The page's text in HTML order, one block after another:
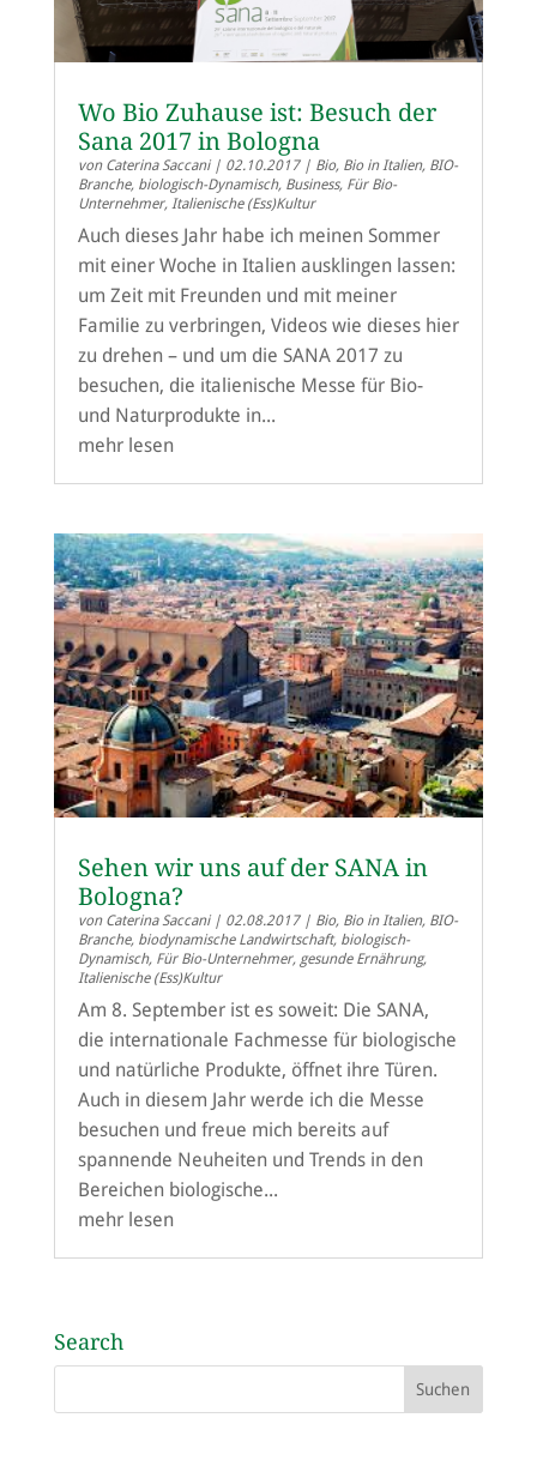
Wo Bio Zuhause ist: Besuch der
Sana 2017 in Bologna
von Caterina Saccani| 02.10.2017| Bio, Bio in Italien, BIO-
Branche, biologisch-Dynamisch, Business, Für Bio-
Unternehmer, Italienische (Ess)Kultur
Auch dieses Jahr habe ich meinen Sommer
mit einer Woche in Italien ausklingen lassen:
um Zeit mit Freunden und mit meiner
Familie zu verbringen, Videos wie dieses hier
zu drehen – und um die SANA 2017 zu
besuchen, die italienische Messe für Bio-
und Naturprodukte in...
mehr lesen
Sehen wir uns auf der SANA in
Bologna?
von Caterina Saccani| 02.08.2017| Bio, Bio in Italien, BIO-
Branche, biodynamische Landwirtschaft, biologisch-
Dynamisch, Für Bio-Unternehmer, gesunde Ernährung,
Italienische (Ess)Kultur
Am 8. September ist es soweit: Die SANA,
die internationale Fachmesse für biologische
und natürliche Produkte, öffnet ihre Türen.
Auch in diesem Jahr werde ich die Messe
besuchen und freue mich bereits auf
spannende Neuheiten und Trends in den
Bereichen biologische...
mehr lesen
Search